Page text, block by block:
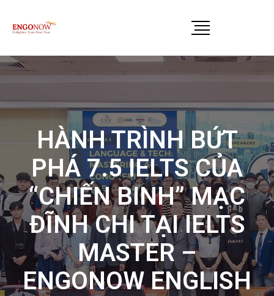
HÀNH TRÌNH BỨT
PHÁ 7.5 IELTS CỦA
“CHIẾN BINH” MẠC
ĐĨNH CHI TẠI IELTS
MASTER –
ENGONOW ENGLISH